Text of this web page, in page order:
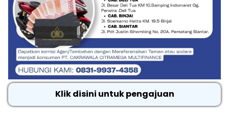
Klik disini untuk pengajuan